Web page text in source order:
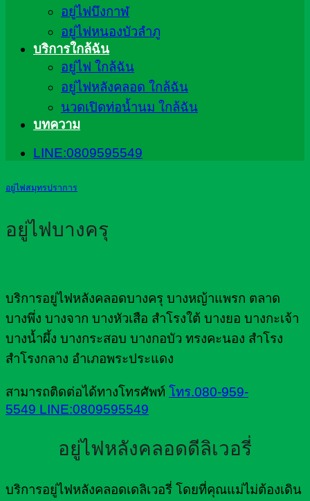
อยู่ไฟบึงกาฬ
อยู่ไฟหนองบัวลำภู
บริการใกล้ฉัน
อยู่ไฟ ใกล้ฉัน
อยู่ไฟหลังคลอด ใกล้ฉัน
นวดเปิดท่อน้ำนม ใกล้ฉัน
บทความ
LINE:0809595549
อยู่ไฟสมุทรปราการ
อยู่ไฟบางครุ
บริการอยู่ไฟหลังคลอดบางครุ บางหญ้าแพรก ตลาด
บางพึ่ง บางจาก บางหัวเสือ สำโรงใต้ บางยอ บางกะเจ้า
บางน้ำผึ้ง บางกระสอบ บางกอบัว ทรงคะนอง สำโรง
สำโรงกลาง อำเภอพระประแดง
สามารถติดต่อได้ทางโทรศัพท์ โทร.080-959-
5549 LINE:0809595549
อยู่ไฟหลังคลอดดีลิเวอรี่
บริการอยู่ไฟหลังคลอดเดลิเวอรี่ โดยที่คุณแม่ไม่ต้องเดิน